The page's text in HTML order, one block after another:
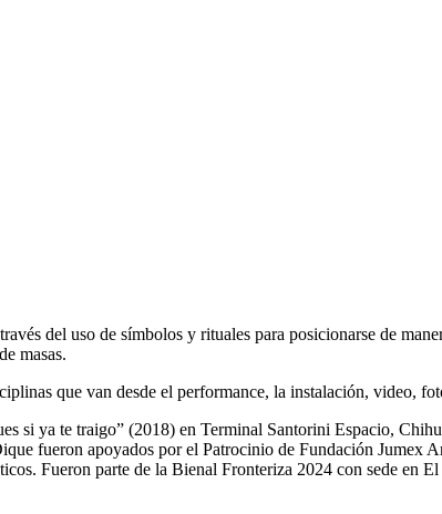
del uso de símbolos y rituales para posicionarse de
masas.
que van desde el performance, la instalación, video,
si ya te traigo” (2018) en Terminal Santorini Espacio,
fueron apoyados por el Patrocinio de Fundación Jumex
Fueron parte de la Bienal Fronteriza 2024 con sede en